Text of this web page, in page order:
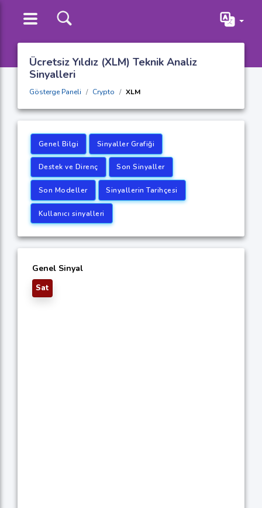
Ücretsiz Yıldız (XLM) Teknik Analiz
Sinyalleri
Gösterge Paneli Crypto XLM
Genel Bilgi Sinyaller Grafiği
Destek ve Direnç Son Sinyaller
Son Modeller Sinyallerin Tarihçesi
Kullanıcı sinyalleri
Genel Sinyal
Sat